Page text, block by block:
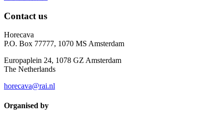
Contact us
Horecava
P.O. Box 77777, 1070 MS Amsterdam
Europaplein 24, 1078 GZ Amsterdam
The Netherlands
horecava@rai.nl
Organised by